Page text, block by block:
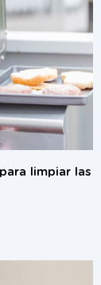
limpiar las